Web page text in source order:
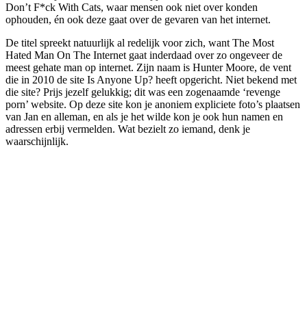
Don’t F*ck With Cats, waar mensen ook niet over konden
ophouden, én ook deze gaat over de gevaren van het internet.
De titel spreekt natuurlijk al redelijk voor zich, want The Most
Hated Man On The Internet gaat inderdaad over zo ongeveer de
meest gehate man op internet. Zijn naam is Hunter Moore, de vent
die in 2010 de site Is Anyone Up? heeft opgericht. Niet bekend met
die site? Prijs jezelf gelukkig; dit was een zogenaamde ‘revenge
porn’ website. Op deze site kon je anoniem expliciete foto’s plaatsen
van Jan en alleman, en als je het wilde kon je ook hun namen en
adressen erbij vermelden. Wat bezielt zo iemand, denk je
waarschijnlijk.